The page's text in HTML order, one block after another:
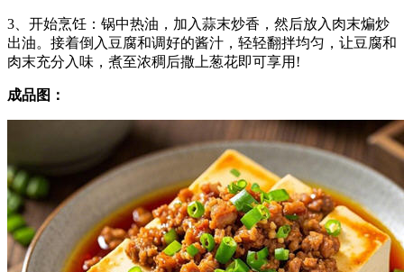
3️、开始烹饪：锅中热油，加入蒜末炒香，然后放入肉末煸炒
出油。接着倒入豆腐和调好的酱汁，轻轻翻拌均匀，让豆腐和
肉末充分入味，煮至浓稠后撒上葱花即可享用!
成品图：